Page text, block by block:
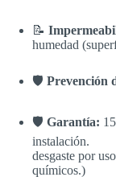
📝
humedad
🛡️ Prevención
🛡️ Garantía:
instalación.
desgaste por
químicos.)